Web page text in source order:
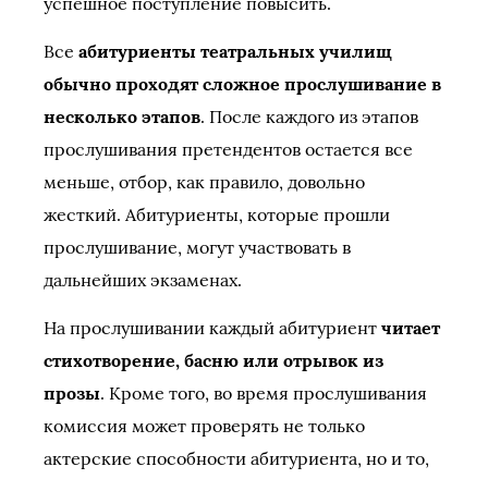
Все абитуриенты театральных училищ
обычно проходят сложное прослушивание в
несколько этапов. После каждого из этапов
прослушивания претендентов остается все
меньше, отбор, как правило, довольно
жесткий. Абитуриенты, которые прошли
прослушивание, могут участвовать в
дальнейших экзаменах.
На прослушивании каждый абитуриент читает
стихотворение, басню или отрывок из
прозы. Кроме того, во время прослушивания
комиссия может проверять не только
актерские способности абитуриента, но и то,